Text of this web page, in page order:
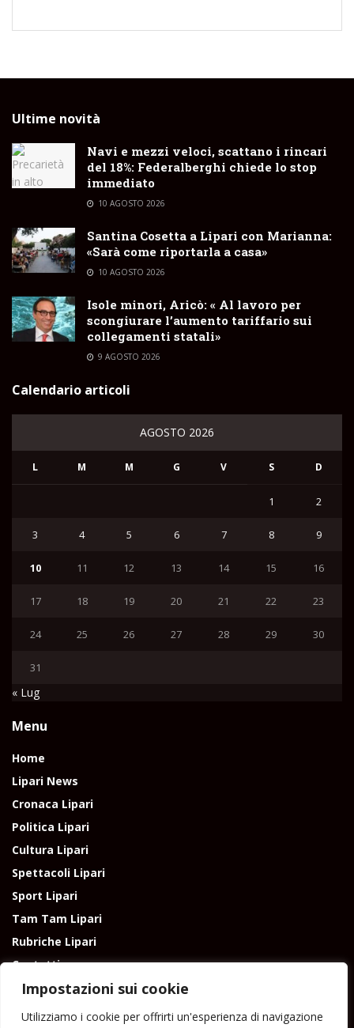
Impostazioni sui cookie
Utilizziamo i cookie per offrirti un'esperienza di navigazione
Ultime novità
Navi e mezzi veloci, scattano i rincari
del 18%: Federalberghi chiede lo stop
immediato
10 AGOSTO 2026
Santina Cosetta a Lipari con Marianna:
«Sarà come riportarla a casa»
10 AGOSTO 2026
Isole minori, Aricò: « Al lavoro per
scongiurare l’aumento tariffario sui
collegamenti statali»
9 AGOSTO 2026
Calendario articoli
AGOSTO 2026
L M M G V S D
1 2
3 4 5 6 7 8 9
10 11 12 13 14 15 16
17 18 19 20 21 22 23
24 25 26 27 28 29 30
31
« Lug
Menu
Home
Lipari News
Cronaca Lipari
Politica Lipari
Cultura Lipari
Spettacoli Lipari
Sport Lipari
Tam Tam Lipari
Rubriche Lipari
Contatti